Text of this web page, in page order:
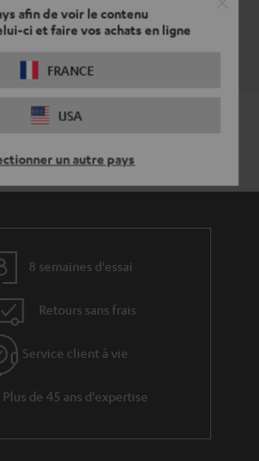
afin de voir le contenu
ci et faire vos achats en ligne
FRANCE
USA
un autre pays
8 semaines d'essai
Retours sans frais
Service client à vie
Plus de 45 ans d'expertise